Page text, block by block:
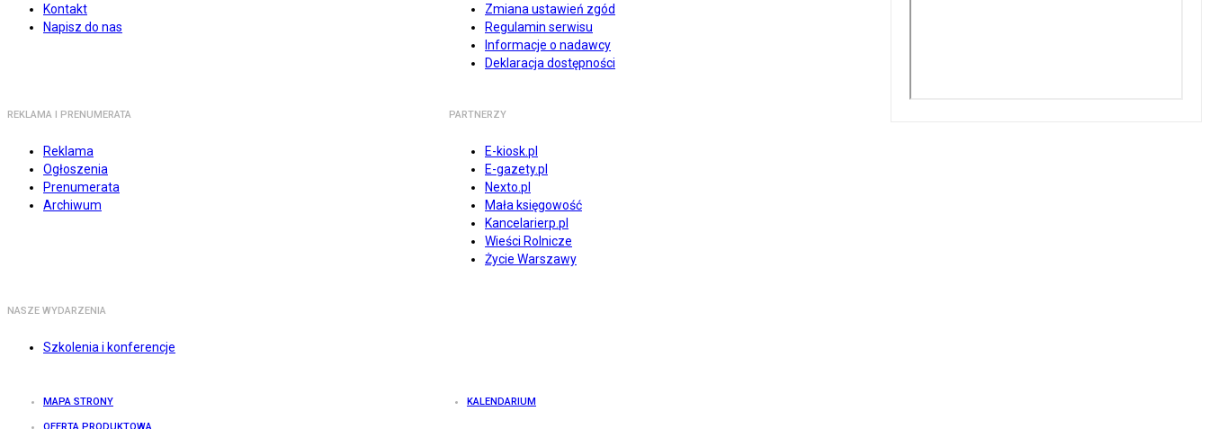
Kontakt
Napisz do nas
Zmiana ustawień zgód
Regulamin serwisu
Informacje o nadawcy
Deklaracja dostępności
REKLAMA I PRENUMERATA
Reklama
Ogłoszenia
Prenumerata
Archiwum
PARTNERZY
E-kiosk.pl
E-gazety.pl
Nexto.pl
Mała księgowość
Kancelarierp.pl
Wieści Rolnicze
Życie Warszawy
NASZE WYDARZENIA
Szkolenia i konferencje
MAPA STRONY KALENDARIUM